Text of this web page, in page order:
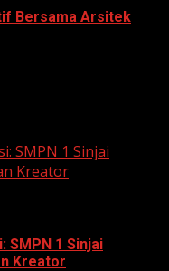
Bersama Arsitek
SMPN 1 Sinjai
Kreator
SMPN 1 Sinjai
Kreator